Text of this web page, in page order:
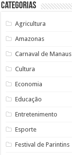
Categorias
Agricultura
Amazonas
Carnaval de Manaus
Cultura
Economia
Educação
Entretenimento
Esporte
Festival de Parintins